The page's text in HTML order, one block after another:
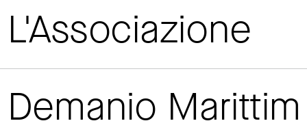
L'Associazione
Demanio